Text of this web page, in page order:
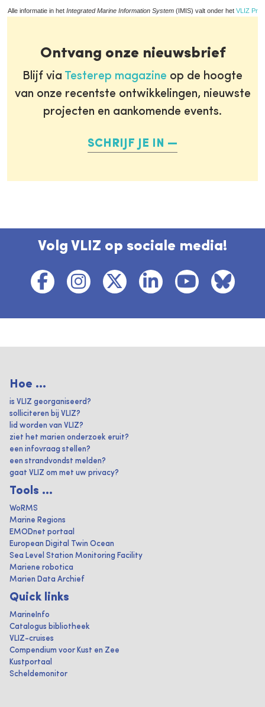
Alle informatie in het Integrated Marine Information System (IMIS) valt onder het VLIZ
Ontvang onze nieuwsbrief
Blijf via Testerep magazine op de hoogte
van onze recentste ontwikkelingen, nieuwste
projecten en aankomende events.
SCHRIJF JE IN
Volg VLIZ op sociale media!
Hoe ...
is VLIZ georganiseerd?
solliciteren bij VLIZ?
lid worden van VLIZ?
ziet het marien onderzoek eruit?
een infovraag stellen?
een strandvondst melden?
gaat VLIZ om met uw privacy?
Tools ...
WoRMS
Marine Regions
EMODnet portaal
European Digital Twin Ocean
Sea Level Station Monitoring Facility
Mariene robotica
Marien Data Archief
Quick links
MarineInfo
Catalogus bibliotheek
VLIZ-cruises
Compendium voor Kust en Zee
Kustportaal
Scheldemonitor